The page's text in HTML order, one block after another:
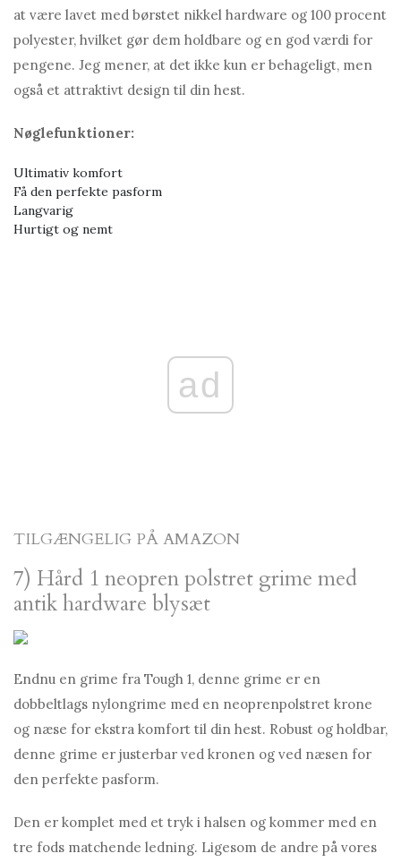
at være lavet med børstet nikkel hardware og 100 procent
polyester, hvilket gør dem holdbare og en god værdi for
pengene. Jeg mener, at det ikke kun er behageligt, men
også et attraktivt design til din hest.
Nøglefunktioner:
Ultimativ komfort
Få den perfekte pasform
Langvarig
Hurtigt og nemt
ad
TILGÆNGELIG PÅ AMAZON
7) Hård 1 neopren polstret grime med
antik hardware blysæt
Endnu en grime fra Tough 1, denne grime er en
dobbeltlags nylongrime med en neoprenpolstret krone
og næse for ekstra komfort til din hest. Robust og holdbar,
denne grime er justerbar ved kronen og ved næsen for
den perfekte pasform.
Den er komplet med et tryk i halsen og kommer med en
tre fods matchende ledning. Ligesom de andre på vores